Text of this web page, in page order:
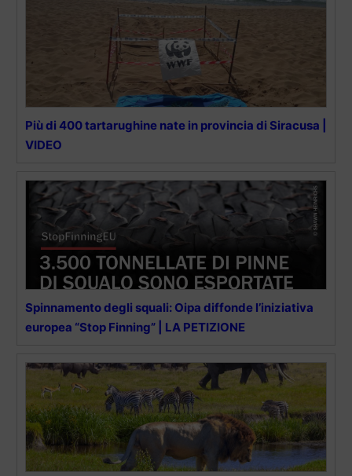
Più di 400 tartarughine nate in provincia di Siracusa |
VIDEO
Spinnamento degli squali: Oipa diffonde l’iniziativa
europea “Stop Finning” | LA PETIZIONE